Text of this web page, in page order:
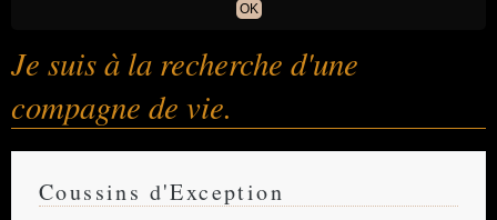
OK
Je suis à la recherche d'une
compagne de vie.
Coussins d'Exception